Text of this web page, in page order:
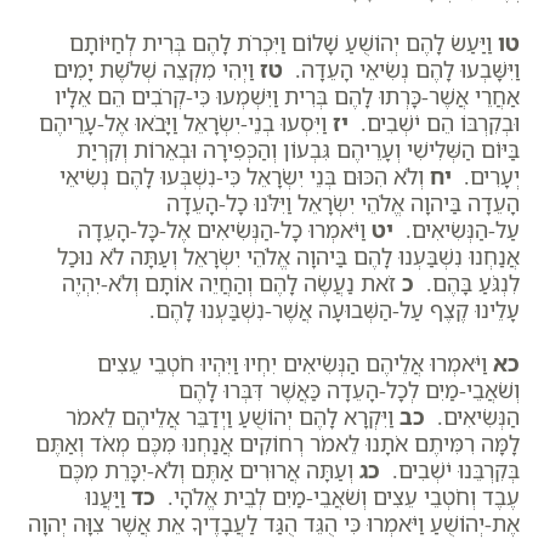
טו וַיַּעַשׂ לָהֶם יְהוֹשֻׁעַ שָׁלוֹם וַיִּכְרֹת לָהֶם בְּרִית לְחַיּוֹתָם
וַיִּשָּׁבְעוּ לָהֶם נְשִׂיאֵי הָעֵדָה. טז וַיְהִי מִקְצֵה שְׁלֹשֶׁת יָמִים
אַחֲרֵי אֲשֶׁר-כָּרְתוּ לָהֶם בְּרִית וַיִּשְׁמְעוּ כִּי-קְרֹבִים הֵם אֵלָיו
וּבְקִרְבּוֹ הֵם יֹשְׁבִים. יז וַיִּסְעוּ בְנֵי-יִשְׂרָאֵל וַיָּבֹאוּ אֶל-עָרֵיהֶם
בַּיּוֹם הַשְּׁלִישִׁי וְעָרֵיהֶם גִּבְעוֹן וְהַכְּפִירָה וּבְאֵרוֹת וְקִרְיַת
יְעָרִים. יח וְלֹא הִכּוּם בְּנֵי יִשְׂרָאֵל כִּי-נִשְׁבְּעוּ לָהֶם נְשִׂיאֵי
הָעֵדָה בַּיהוָה אֱלֹהֵי יִשְׂרָאֵל וַיִּלֹּנוּ כָל-הָעֵדָה
עַל-הַנְּשִׂיאִים. יט וַיֹּאמְרוּ כָל-הַנְּשִׂיאִים אֶל-כָּל-הָעֵדָה
אֲנַחְנוּ נִשְׁבַּעְנוּ לָהֶם בַּיהוָה אֱלֹהֵי יִשְׂרָאֵל וְעַתָּה לֹא נוּכַל
לִנְגֹּעַ בָּהֶם. כ זֹאת נַעֲשֶׂה לָהֶם וְהַחֲיֵה אוֹתָם וְלֹא-יִהְיֶה
עָלֵינוּ קֶצֶף עַל-הַשְּׁבוּעָה אֲשֶׁר-נִשְׁבַּעְנוּ לָהֶם.
כא וַיֹּאמְרוּ אֲלֵיהֶם הַנְּשִׂיאִים יִחְיוּ וַיִּהְיוּ חֹטְבֵי עֵצִים
וְשֹׁאֲבֵי-מַיִם לְכָל-הָעֵדָה כַּאֲשֶׁר דִּבְּרוּ לָהֶם
הַנְּשִׂיאִים. כב וַיִּקְרָא לָהֶם יְהוֹשֻׁעַ וַיְדַבֵּר אֲלֵיהֶם לֵאמֹר
לָמָּה רִמִּיתֶם אֹתָנוּ לֵאמֹר רְחוֹקִים אֲנַחְנוּ מִכֶּם מְאֹד וְאַתֶּם
בְּקִרְבֵּנוּ יֹשְׁבִים. כג וְעַתָּה אֲרוּרִים אַתֶּם וְלֹא-יִכָּרֵת מִכֶּם
עֶבֶד וְחֹטְבֵי עֵצִים וְשֹׁאֲבֵי-מַיִם לְבֵית אֱלֹהָי. כד וַיַּעֲנוּ
אֶת-יְהוֹשֻׁעַ וַיֹּאמְרוּ כִּי הֻגֵּד הֻגַּד לַעֲבָדֶיךָ אֵת אֲשֶׁר צִוָּה יְהוָה